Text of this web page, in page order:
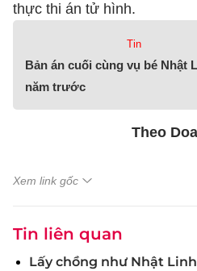
thực thi án tử hình.
Tin
Bản án cuối cùng vụ bé Nhật
năm trước
Theo
Xem link gốc
Tin liên quan
Lấy chồng như Nhật